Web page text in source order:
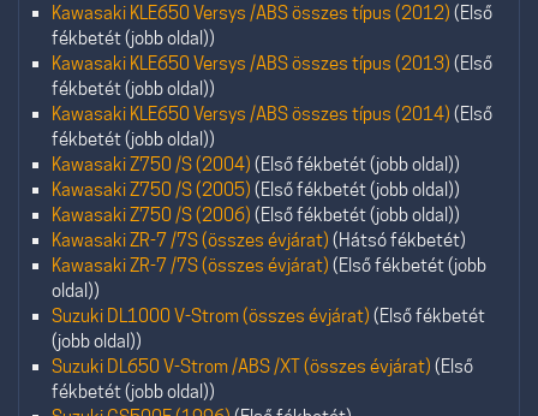
Kawasaki KLE650 Versys /ABS összes típus (2012) (Első
fékbetét (jobb oldal))
Kawasaki KLE650 Versys /ABS összes típus (2013) (Első
fékbetét (jobb oldal))
Kawasaki KLE650 Versys /ABS összes típus (2014) (Első
fékbetét (jobb oldal))
Kawasaki Z750 /S (2004) (Első fékbetét (jobb oldal))
Kawasaki Z750 /S (2005) (Első fékbetét (jobb oldal))
Kawasaki Z750 /S (2006) (Első fékbetét (jobb oldal))
Kawasaki ZR-7 /7S (összes évjárat) (Hátsó fékbetét)
Kawasaki ZR-7 /7S (összes évjárat) (Első fékbetét (jobb
oldal))
Suzuki DL1000 V-Strom (összes évjárat) (Első fékbetét
(jobb oldal))
Suzuki DL650 V-Strom /ABS /XT (összes évjárat) (Első
fékbetét (jobb oldal))